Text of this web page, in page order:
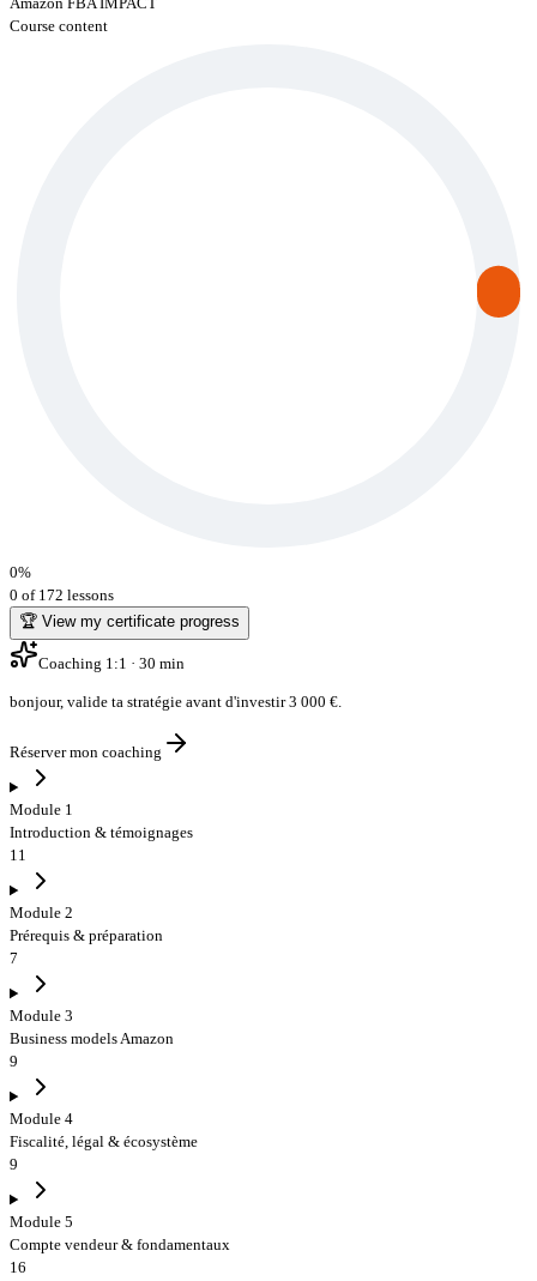
Course content
0%
0 of 172 lessons
🏆 View my certificate progress
Coaching 1:1 · 30 min
bonjour, valide ta stratégie avant d'investir 3 000 €.
Réserver mon coaching
Module 1
Introduction & témoignages
11
Module 2
Prérequis & préparation
7
Module 3
Business models Amazon
9
Module 4
Fiscalité, légal & écosystème
9
Module 5
Compte vendeur & fondamentaux
16